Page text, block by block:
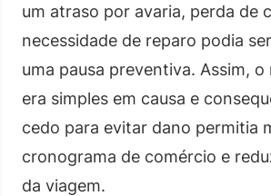
um atraso por avaria, perda de
necessidade de reparo podia
uma pausa preventiva. Assim, o
era simples em causa e
cedo para evitar dano permitia
cronograma de comércio e
da viagem.